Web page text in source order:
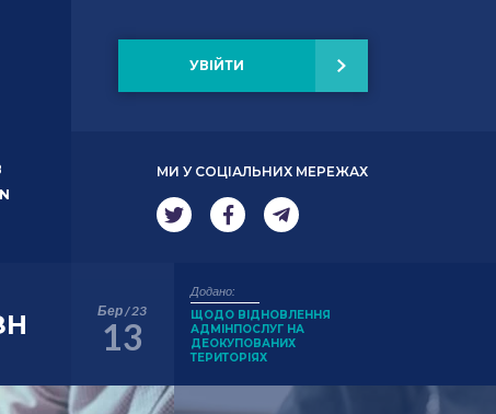
УВІЙТИ
МИ У СОЦІАЛЬНИХ МЕРЕЖАХ
Бер / 23
13
Додано:
ЩОДО ВІДНОВЛЕННЯ
АДМІНПОСЛУГ НА
ДЕОКУПОВАНИХ
ТЕРИТОРІЯХ